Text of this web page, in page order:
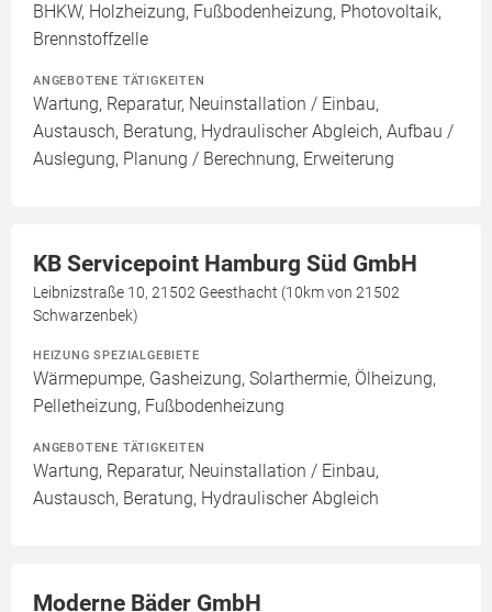
BHKW, Holzheizung, Fußbodenheizung, Photovoltaik,
Brennstoffzelle
ANGEBOTENE TÄTIGKEITEN
Wartung, Reparatur, Neuinstallation / Einbau,
Austausch, Beratung, Hydraulischer Abgleich, Aufbau /
Auslegung, Planung / Berechnung, Erweiterung
KB Servicepoint Hamburg Süd GmbH
Leibnizstraße 10, 21502 Geesthacht (10km von 21502
Schwarzenbek)
HEIZUNG SPEZIALGEBIETE
Wärmepumpe, Gasheizung, Solarthermie, Ölheizung,
Pelletheizung, Fußbodenheizung
ANGEBOTENE TÄTIGKEITEN
Wartung, Reparatur, Neuinstallation / Einbau,
Austausch, Beratung, Hydraulischer Abgleich
Moderne Bäder GmbH